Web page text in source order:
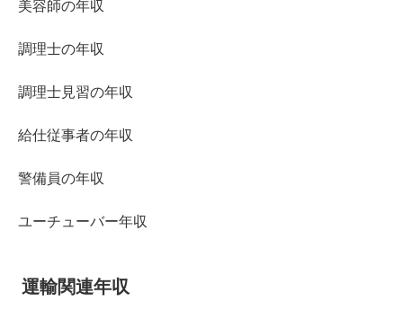
美容師の年収
調理士の年収
調理士見習の年収
給仕従事者の年収
警備員の年収
ユーチューバー年収
運輸関連年収